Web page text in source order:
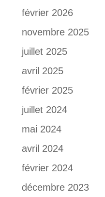
février 2026
novembre 2025
juillet 2025
avril 2025
février 2025
juillet 2024
mai 2024
avril 2024
février 2024
décembre 2023